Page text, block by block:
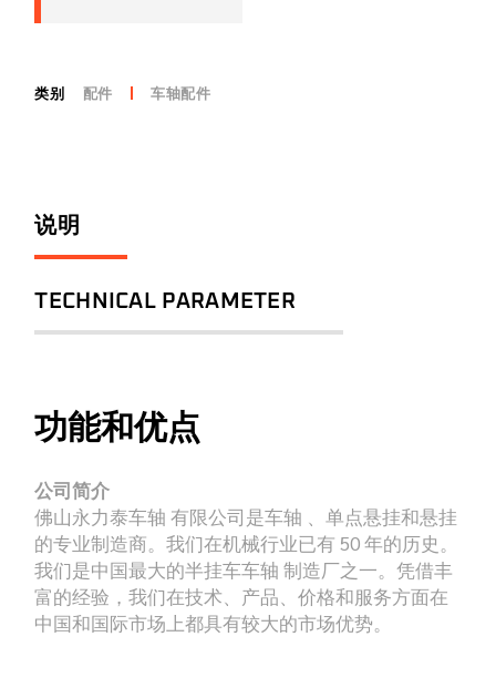
类别 配件 车轴配件
说明
TECHNICAL PARAMETER
功能和优点
公司简介
佛山永力泰车轴 有限公司是车轴 、单点悬挂和悬挂
的专业制造商。我们在机械行业已有 50 年的历史。
我们是中国最大的半挂车车轴 制造厂之一。凭借丰
富的经验，我们在技术、产品、价格和服务方面在
中国和国际市场上都具有较大的市场优势。